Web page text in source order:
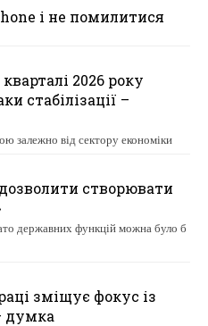
і не помилитися
2026 року
стабілізації –
залежно від сектору економіки
створювати
державних функцій можна було б
зміщує фокус із
думка